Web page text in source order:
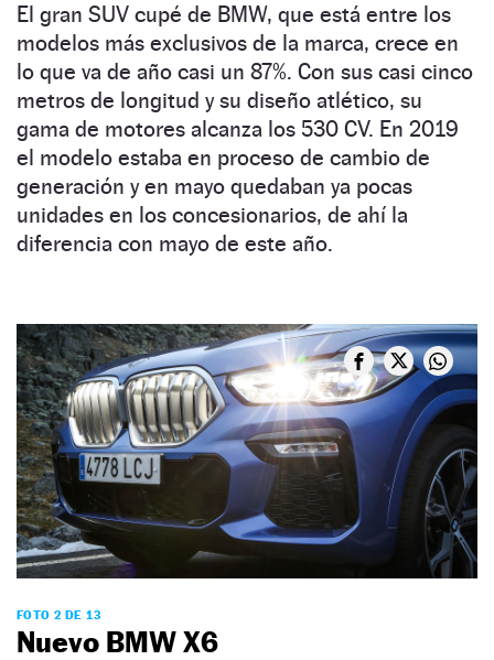
El gran SUV cupé de BMW, que está entre los
modelos más exclusivos de la marca, crece en
lo que va de año casi un 87%. Con sus casi cinco
metros de longitud y su diseño atlético, su
gama de motores alcanza los 530 CV. En 2019
el modelo estaba en proceso de cambio de
generación y en mayo quedaban ya pocas
unidades en los concesionarios, de ahí la
diferencia con mayo de este año.
FOTO 2 DE 13
Nuevo BMW X6